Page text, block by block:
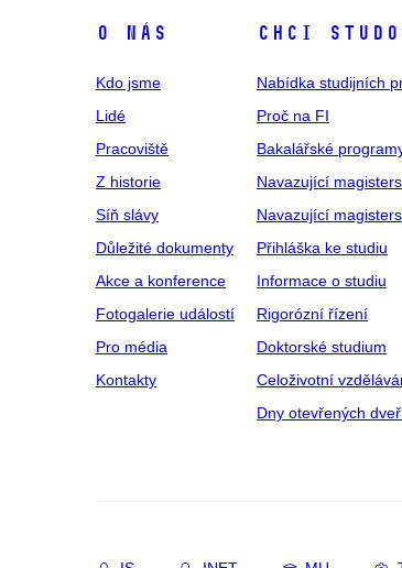
O NÁS
Kdo jsme
Lidé
Pracoviště
Z historie
Síň slávy
Důležité dokumenty
Akce a konference
Fotogalerie událostí
Pro média
Kontakty
CHCI
Nabídka studijních
Proč na FI
Bakalářské
Navazující
Navazující
Přihláška ke studiu
Informace o studiu
Rigorózní řízení
Doktorské studium
Celoživotní
Dny otevřených